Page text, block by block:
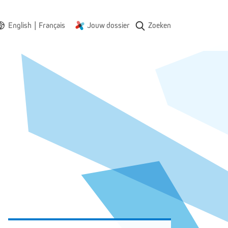
English | Français Jouw dossier Zoeken